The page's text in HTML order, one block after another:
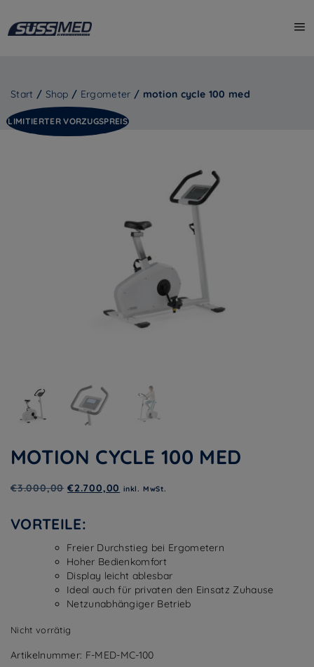
Start / Shop / Ergometer / motion cycle 100 med
LIMITIERTER VORZUGSPREIS
MOTION CYCLE 100 MED
€3.000,00 Ursprünglicher
€3.000,00
€2.700,00 Aktueller
inkl. MwSt.
VORTEILE:
Freier Durchstieg bei Ergometern
Hoher Bedienkomfort
Display leicht ablesbar
Ideal auch für privaten den Einsatz Zuhause
Netzunabhängiger Betrieb
Nicht vorrätig
Artikelnummer: F-MED-MC-100